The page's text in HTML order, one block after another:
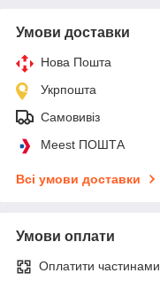
Умови доставки
Нова Пошта
Укрпошта
Самовивіз
Meest ПОШТА
Всі умови доставки
Умови оплати
Оплатити частинами